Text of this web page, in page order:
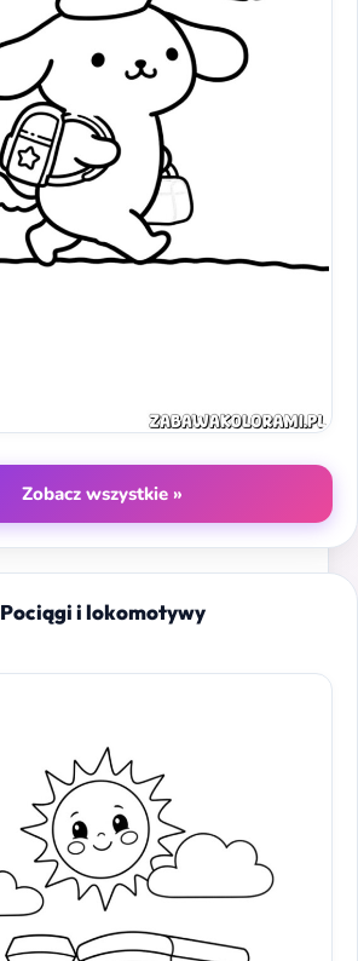
Zobacz wszystkie »
Pociągi i lokomotywy